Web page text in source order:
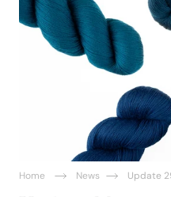
Home News Update